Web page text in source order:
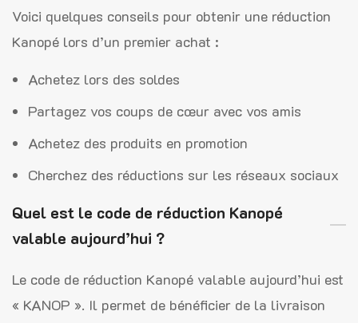
Voici quelques conseils pour obtenir une réduction
Kanopé lors d’un premier achat :
Achetez lors des soldes
Partagez vos coups de cœur avec vos amis
Achetez des produits en promotion
Cherchez des réductions sur les réseaux sociaux
Quel est le code de réduction Kanopé
valable aujourd’hui ?
Le code de réduction Kanopé valable aujourd’hui est
« KANOP ». Il permet de bénéficier de la livraison